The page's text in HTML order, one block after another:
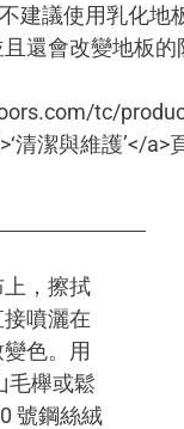
建議使用乳化地
還會改變地板的
tc/
清潔與維護’</a>
，擦拭
噴灑在
色。用
毛櫸或鬆
號鋼絲絨